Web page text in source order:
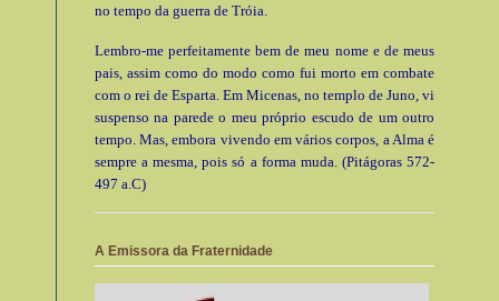
no tempo da guerra de Tróia.
Lembro-me perfeitamente bem de meu nome e de meus
pais, assim como do modo como fui morto em combate
com o rei de Esparta. Em Micenas, no templo de Juno, vi
suspenso na parede o meu próprio escudo de um outro
tempo. Mas, embora vivendo em vários corpos, a Alma é
sempre a mesma, pois só a forma muda. (Pitágoras 572-
497 a.C)
A Emissora da Fraternidade